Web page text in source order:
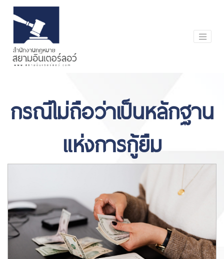
กรณีไม่ถือว่าเป็นหลักฐาน
แห่งการกู้ยืม